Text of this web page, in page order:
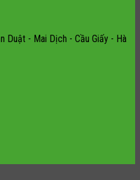
Duật - Mai Dịch - Cầu Giấy - Hà